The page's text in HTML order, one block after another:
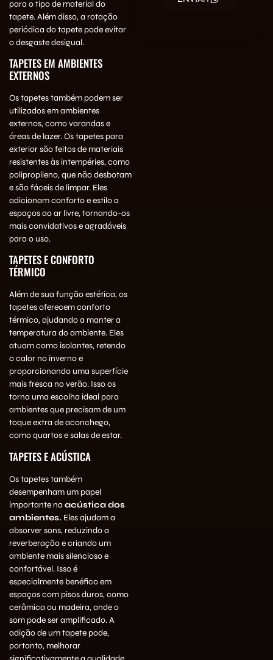
para o tipo de material do
tapete. Além disso, a rotação
periódica do tapete pode evitar
o desgaste desigual.
TAPETES EM AMBIENTES
EXTERNOS
Os tapetes também podem ser
utilizados em ambientes
externos, como varandas e
áreas de lazer. Os tapetes para
exterior são feitos de materiais
resistentes às intempéries, como
polipropileno, que não desbotam
e são fáceis de limpar. Eles
adicionam conforto e estilo a
espaços ao ar livre, tornando-os
mais convidativos e agradáveis
para o uso.
TAPETES E CONFORTO
TÉRMICO
Além de sua função estética, os
tapetes oferecem conforto
térmico, ajudando a manter a
temperatura do ambiente. Eles
atuam como isolantes, retendo
o calor no inverno e
proporcionando uma superfície
mais fresca no verão. Isso os
torna uma escolha ideal para
ambientes que precisam de um
toque extra de aconchego,
como quartos e salas de estar.
TAPETES E ACÚSTICA
Os tapetes também
desempenham um papel
importante na acústica dos
ambientes. Eles ajudam a
absorver sons, reduzindo a
reverberação e criando um
ambiente mais silencioso e
confortável. Isso é
especialmente benéfico em
espaços com pisos duros, como
cerâmica ou madeira, onde o
som pode ser amplificado. A
adição de um tapete pode,
portanto, melhorar